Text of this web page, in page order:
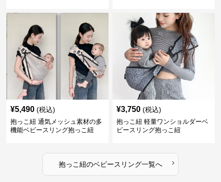
¥5,490 (税込)
抱っこ紐 通気メッシュ素材の多
機能ベビースリング抱っこ紐
¥3,750 (税込)
抱っこ紐 軽量ワンショルダーベ
ビースリング抱っこ紐
抱っこ紐のベビースリング一覧へ ›